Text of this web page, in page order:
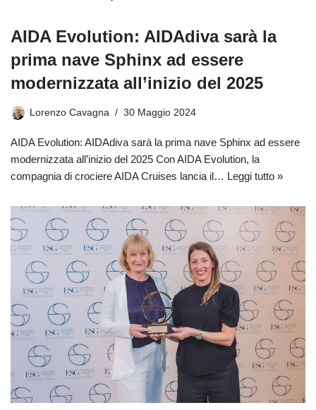
AIDA Evolution: AIDAdiva sarà la
prima nave Sphinx ad essere
modernizzata all’inizio del 2025
Lorenzo Cavagna 30 Maggio 2024
AIDA Evolution: AIDAdiva sarà la prima nave Sphinx ad essere
modernizzata all’inizio del 2025 Con AIDA Evolution, la
compagnia di crociere AIDA Cruises lancia il… Leggi tutto »